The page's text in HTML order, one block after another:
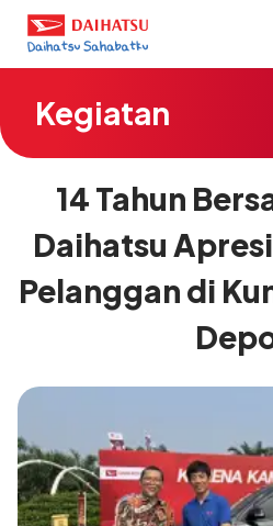
Kegiatan
14 Tahun
Daihatsu
Pelanggan di